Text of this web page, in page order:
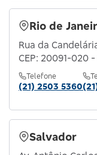
Rio de
Rua da
CEP: 20091-020
Telefone
(21) 2503 5360
Salvador